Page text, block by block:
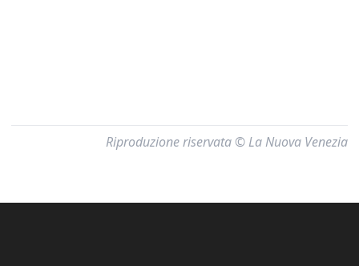
Riproduzione riservata © La Nuova Venezia